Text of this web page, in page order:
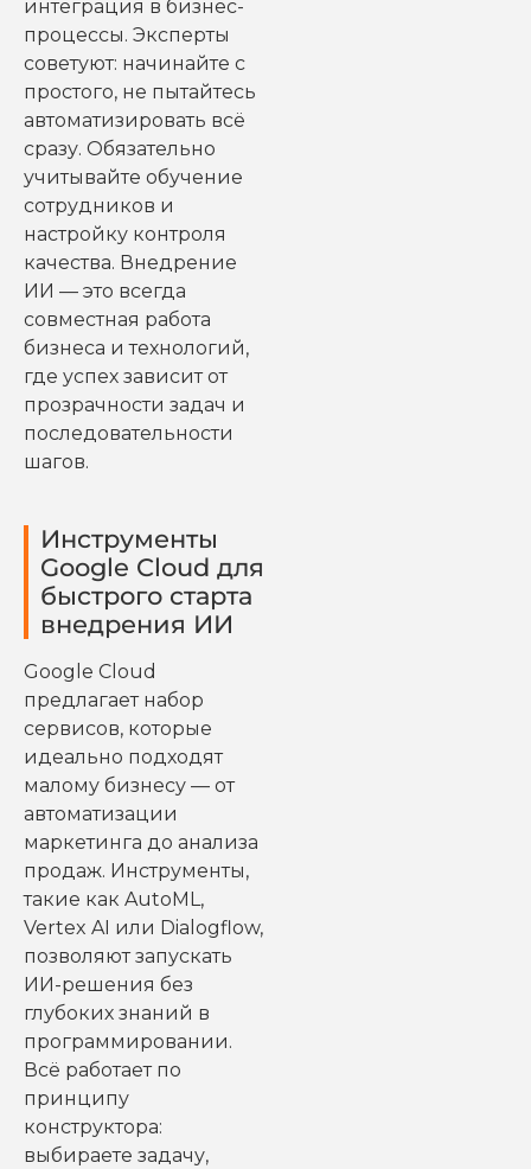
интеграция в бизнес-
процессы. Эксперты
советуют: начинайте с
простого, не пытайтесь
автоматизировать всё
сразу. Обязательно
учитывайте обучение
сотрудников и
настройку контроля
качества. Внедрение
ИИ — это всегда
совместная работа
бизнеса и технологий,
где успех зависит от
прозрачности задач и
последовательности
шагов.
Инструменты
Google Cloud для
быстрого старта
внедрения ИИ
Google Cloud
предлагает набор
сервисов, которые
идеально подходят
малому бизнесу — от
автоматизации
маркетинга до анализа
продаж. Инструменты,
такие как AutoML,
Vertex AI или Dialogflow,
позволяют запускать
ИИ-решения без
глубоких знаний в
программировании.
Всё работает по
принципу
конструктора:
выбираете задачу,